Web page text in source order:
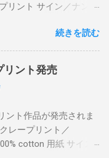
リント サイン／ナンバ
ョン（エディション：
６日に こちら から
続きを読む
リント発売
ント作品が発売されま
レープリント／
cotton 用紙 サイズ: